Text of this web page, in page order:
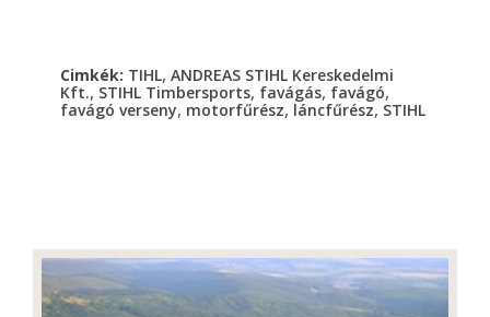
Cimkék: TIHL, ANDREAS STIHL Kereskedelmi
Kft., STIHL Timbersports, favágás, favágó,
favágó verseny, motorfűrész, láncfűrész, STIHL